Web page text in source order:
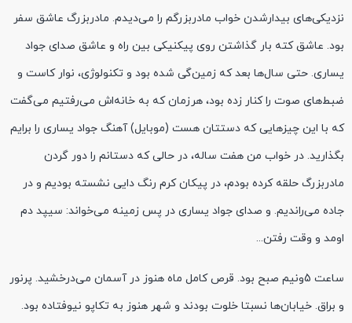
نزدیکی‌های بیدارشدن خواب مادربزرگم را می‌دیدم. مادربزرگ عاشق سفر
بود. عاشق کته بار گذاشتن روی پیکنیکی بین راه و عاشق صدای جواد
یساری. حتی سال‌ها بعد که زمین‌گی شده بود و تکنولوژی، نوار کاست و
ضبط‌های صوت را کنار زده بود، هرزمان که به خانه‌اش می‌رفتیم می‌گفت
که با این چیزهایی که دستتان هست (موبایل) آهنگ جواد یساری را برایم
بگذارید. در خواب من هفت ساله، در حالی که دستانم را دور گردن
مادربزرگ حلقه کرده بودم، در پیکان کرم رنگ دایی نشسته‌ بودیم و در
جاده‌ می‌راندیم. و صدای جواد یساری در پس زمینه می‌خواند: سیپد دم
اومد و وقت رفتن...
ساعت 5ونیم صبح بود. قرص کامل ماه هنوز در آسمان می‌درخشید. پرنور
و براق. خیابان‌ها نسبتا خلوت بودند و شهر هنوز به تکاپو نیوفتاده بود.